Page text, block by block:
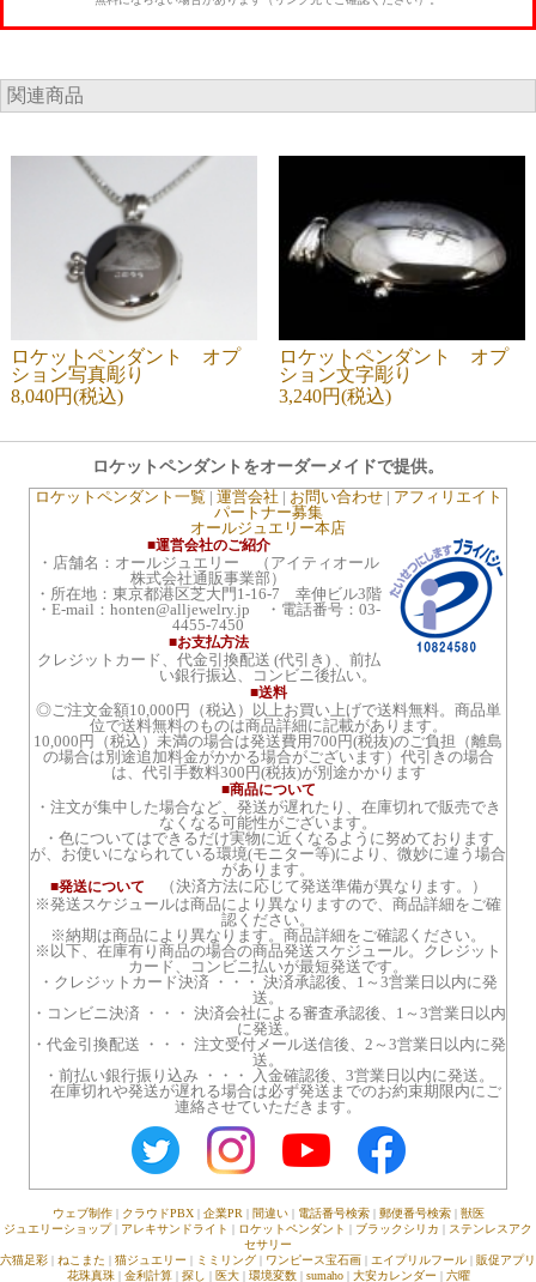
関連商品
ロケットペンダント オプ
ション写真彫り
8,040円(税込)
ロケットペンダント オプ
ション文字彫り
3,240円(税込)
ロケットペンダントをオーダーメイドで提供。
ロケットペンダント一覧 | 運営会社 | お問い合わせ| アフィリエイト
パートナー募集
オールジュエリー本店
■運営会社のご紹介
・店舗名：オールジュエリー （アイティオール
株式会社通販事業部）
・所在地：東京都港区芝大門1-16-7 幸伸ビル3階
・E-mail：honten@alljewelry.jp ・電話番号：03-
4455-7450
■お支払方法
クレジットカード、代金引換配送 (代引き) 、前払
い銀行振込、コンビニ後払い。
■送料
◎ご注文金額10,000円（税込）以上お買い上げで送料無料。商品単
位で送料無料のものは商品詳細に記載があります。
10,000円（税込）未満の場合は発送費用700円(税抜)のご負担（離島
の場合は別途追加料金がかかる場合がございます）代引きの場合
は、代引手数料300円(税抜)が別途かかります
■商品について
・注文が集中した場合など、発送が遅れたり、在庫切れで販売でき
なくなる可能性がございます。
・色についてはできるだけ実物に近くなるように努めております
が、お使いになられている環境(モニター等)により、微妙に違う場合
があります。
■発送について （決済方法に応じて発送準備が異なります。）
※発送スケジュールは商品により異なりますので、商品詳細をご確
認ください。
※納期は商品により異なります。商品詳細をご確認ください。
※以下、在庫有り商品の場合の商品発送スケジュール。クレジット
カード、コンビニ払いが最短発送です。
・クレジットカード決済 ・・・ 決済承認後、1～3営業日以内に発
送。
・コンビニ決済 ・・・ 決済会社による審査承認後、1～3営業日以内
に発送。
・代金引換配送 ・・・ 注文受付メール送信後、2～3営業日以内に発
送。
・前払い銀行振り込み ・・・ 入金確認後、3営業日以内に発送。
在庫切れや発送が遅れる場合は必ず発送までのお約束期限内にご
連絡させていただきます。
ウェブ制作| クラウドPBX| 企業PR| 間違い| 電話番号検索| 郵便番号検索| 獣医
ジュエリーショップ
アレキサンドライト ロケットペンダント ブラックシリカ
ステンレスアク
セサリー
六猫足彩
ねこまた 猫ジュエリー ミミリング ワンピース宝石画 エイプリルフール
販促アプリ
花珠真珠| 金利計算| 探し 医大| 環境変数| sumaho| 大安カレンダー 六曜